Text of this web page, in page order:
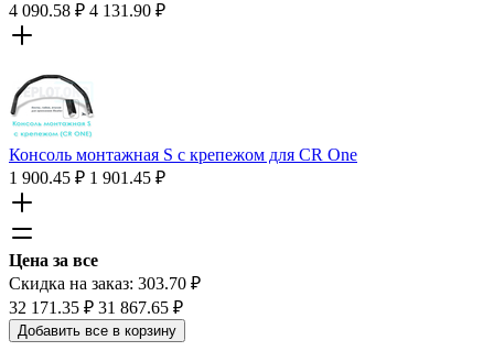
4 090.58 ₽ 4 131.90 ₽
Консоль монтажная S c крепежом для CR One
1 900.45 ₽ 1 901.45 ₽
Цена за все
Скидка на заказ: 303.70 ₽
32 171.35 ₽ 31 867.65 ₽
Добавить все в корзину